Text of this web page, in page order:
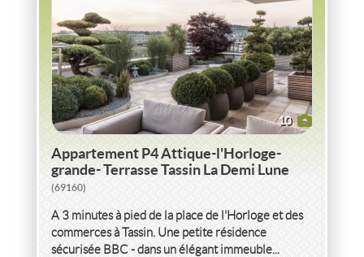
10
Appartement P4 Attique-l'Horloge-
grande- Terrasse Tassin La Demi Lune
(69160)
A 3 minutes à pied de la place de l'Horloge et des
commerces à Tassin. Une petite résidence
sécurisée BBC - dans un élégant immeuble...